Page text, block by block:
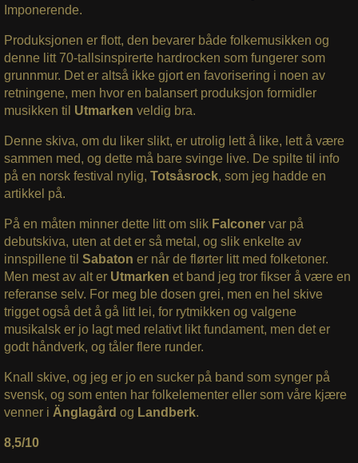
Imponerende.
Produksjonen er flott, den bevarer både folkemusikken og
denne litt 70-tallsinspirerte hardrocken som fungerer som
grunnmur. Det er altså ikke gjort en favorisering i noen av
retningene, men hvor en balansert produksjon formidler
musikken til Utmarken veldig bra.
Denne skiva, om du liker slikt, er utrolig lett å like, lett å være
sammen med, og dette må bare svinge live. De spilte til info
på en norsk festival nylig, Totsåsrock, som jeg hadde en
artikkel på.
På en måten minner dette litt om slik Falconer var på
debutskiva, uten at det er så metal, og slik enkelte av
innspillene til Sabaton er når de flørter litt med folketoner.
Men mest av alt er Utmarken et band jeg tror fikser å være en
referanse selv. For meg ble dosen grei, men en hel skive
trigget også det å gå litt lei, for rytmikken og valgene
musikalsk er jo lagt med relativt likt fundament, men det er
godt håndverk, og tåler flere runder.
Knall skive, og jeg er jo en sucker på band som synger på
svensk, og som enten har folkelementer eller som våre kjære
venner i Änglagård og Landberk.
8,5/10